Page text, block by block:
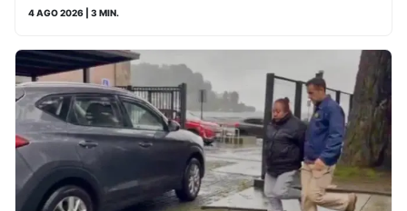
4 AGO 2026 | 3 MIN.